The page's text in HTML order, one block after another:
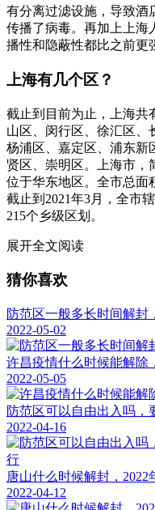
有分离过滤设施，导致酒
传播了病毒。再加上上海
播性和隐蔽性都比之前更
上海有几个区？
截止到目前为止，上海共
山区、闵行区、徐汇区、
杨浦区、嘉定区、浦东新
贤区、崇明区。上海市，
位于华东地区。全市总面
截止到2021年3月，全市
215个乡级区划。
展开全文阅读
猜你喜欢
防范区一般多长时间解封
2022-05-02
许昌疫情什么时候能解除
2022-05-05
防范区可以自由出入吗，
2022-04-16
唐山什么时候解封，
2022-04-12